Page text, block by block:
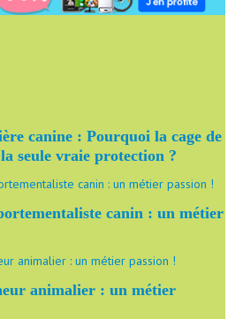
canine : Pourquoi la cage de
seule vraie protection ?
canin : un métier
animalier : un métier